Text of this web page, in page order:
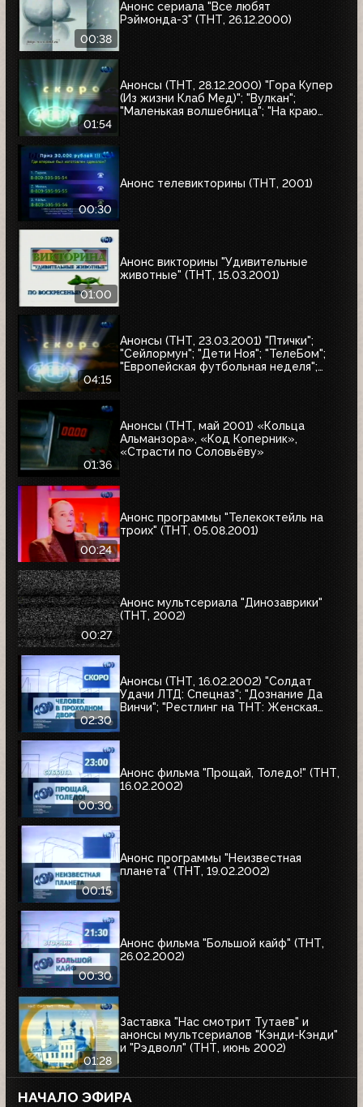
00:38
Анонс сериала "Все любят
Рэймонда-3" (ТНТ, 26.12.2000)
01:54
Анонсы (ТНТ, 28.12.2000) "Гора Купер
(Из жизни Клаб Мед)"; "Вулкан";
"Маленькая волшебница"; "На краю
00:30
Анонс телевикторины (ТНТ, 2001)
01:00
Анонс викторины "Удивительные
животные" (ТНТ, 15.03.2001)
04:15
Анонсы (ТНТ, 23.03.2001) "Птички";
"Сейлормун"; "Дети Ноя"; "ТелеБом";
"Европейская футбольная неделя";
01:36
Анонсы (ТНТ, май 2001) «Кольца
Альманзора», «Код Коперник»,
«Страсти по Соловьёву»
00:24
Анонс программы "Телекоктейль на
троих" (ТНТ, 05.08.2001)
00:27
Анонс мультсериала "Динозаврики"
(ТНТ, 2002)
02:30
Анонсы (ТНТ, 16.02.2002) "Солдат
Удачи ЛТД: Спецназ"; "Дознание Да
Винчи"; "Рестлинг на ТНТ: Женская
00:30
Анонс фильма "Прощай, Толедо!" (ТНТ,
16.02.2002)
00:15
Анонс программы "Неизвестная
планета" (ТНТ, 19.02.2002)
00:30
Анонс фильма "Большой кайф" (ТНТ,
26.02.2002)
01:28
Заставка "Нас смотрит Тутаев" и
анонсы мультсериалов "Кэнди-Кэнди"
и "Рэдволл" (ТНТ, июнь 2002)
НАЧАЛО ЭФИРА